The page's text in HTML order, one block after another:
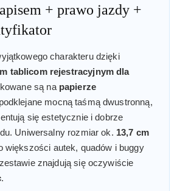
+ prawo jazdy +
charakteru dzięki
tablicom rejestracyjnym dla
są na papierze
mocną taśmą dwustronną,
się estetycznie i dobrze
Uniwersalny rozmiar ok. 13,7 cm
większości autek, quadów i buggy
znajdują się oczywiście
.